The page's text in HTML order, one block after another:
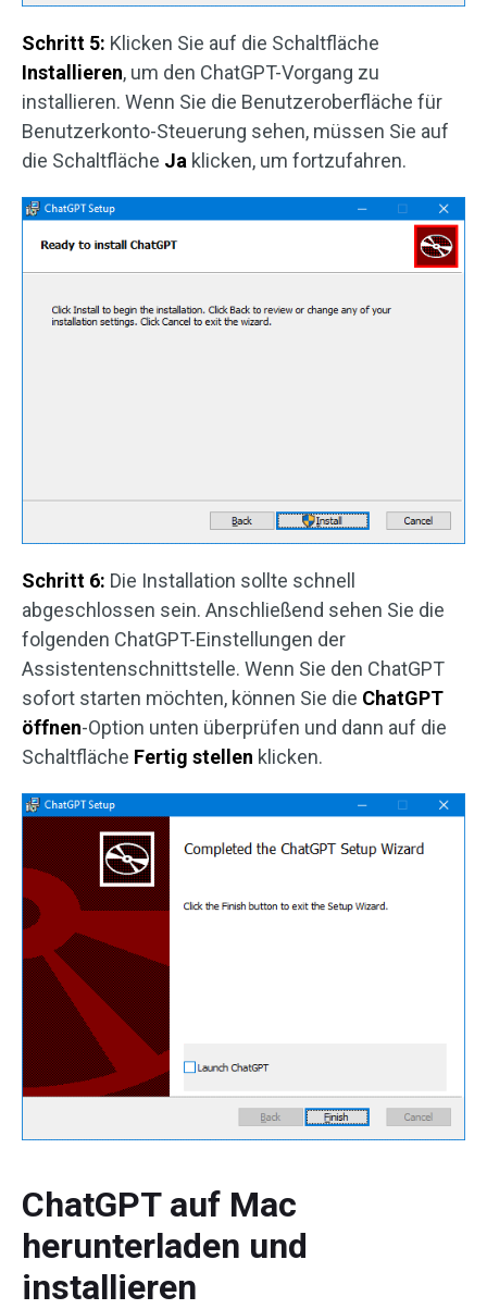
Schritt 5: Klicken Sie auf die Schaltfläche
Installieren, um den ChatGPT-Vorgang zu
installieren. Wenn Sie die Benutzeroberfläche für
Benutzerkonto-Steuerung sehen, müssen Sie auf
die Schaltfläche Ja klicken, um fortzufahren.
Schritt 6: Die Installation sollte schnell
abgeschlossen sein. Anschließend sehen Sie die
folgenden ChatGPT-Einstellungen der
Assistentenschnittstelle. Wenn Sie den ChatGPT
sofort starten möchten, können Sie die ChatGPT
öffnen-Option unten überprüfen und dann auf die
Schaltfläche Fertig stellen klicken.
ChatGPT auf Mac
herunterladen und
installieren